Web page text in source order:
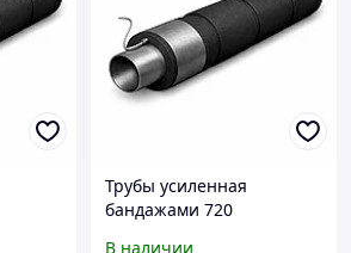
Трубы усиленная
бандажами 720
В наличии